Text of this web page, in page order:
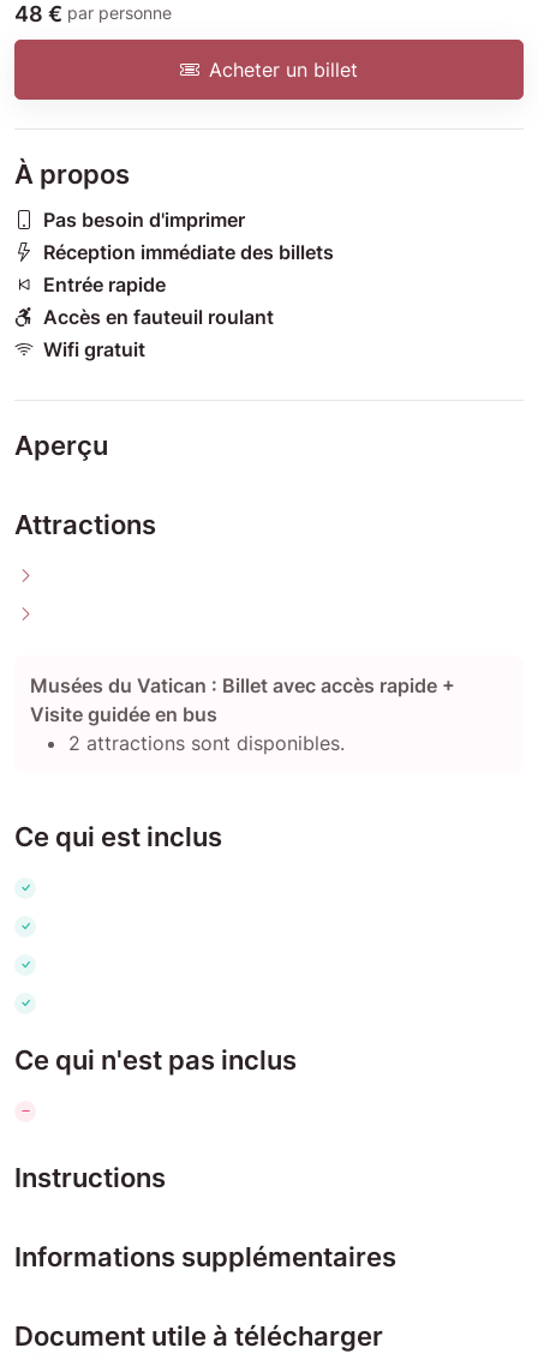
48 € par personne
Acheter un billet
À propos
Pas besoin d'imprimer
Réception immédiate des billets
Entrée rapide
Accès en fauteuil roulant
Wifi gratuit
Aperçu
Attractions
Musées du Vatican : Billet avec accès rapide +
Visite guidée en bus
2 attractions sont disponibles.
Ce qui est inclus
Ce qui n'est pas inclus
Instructions
Informations supplémentaires
Document utile à télécharger